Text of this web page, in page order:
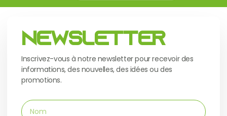
Newsletter
Inscrivez-vous à notre newsletter pour recevoir des
informations, des nouvelles, des idées ou des
promotions.